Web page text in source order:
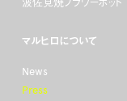
マルヒロについて
News
Press